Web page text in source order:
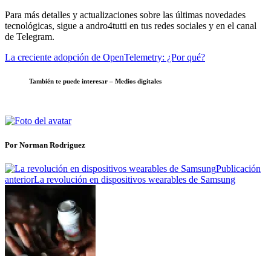
Para más detalles y actualizaciones sobre las últimas novedades
tecnológicas, sigue a andro4tutti en tus redes sociales y en el canal
de Telegram.
La creciente adopción de OpenTelemetry: ¿Por qué?
También te puede interesar – Medios digitales
Por Norman Rodriguez
Publicación
anteriorLa revolución en dispositivos wearables de Samsung